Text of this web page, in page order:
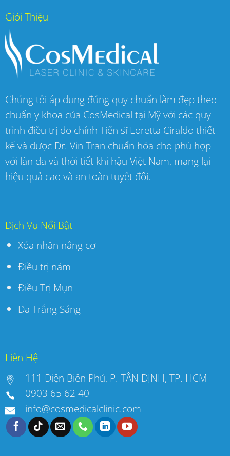
Giới Thiệu
Chúng tôi áp dụng đúng quy chuẩn làm đẹp theo
chuẩn y khoa của CosMedical tại Mỹ với các quy
trình điều trị do chính Tiến sĩ Loretta Ciraldo thiết
kế và được Dr. Vin Tran chuẩn hóa cho phù hợp
với làn da và thời tiết khí hậu Việt Nam, mang lại
hiệu quả cao và an toàn tuyệt đối.
Dịch Vụ Nổi Bật
Xóa nhăn nâng cơ
Điều trị nám
Điều Trị Mụn
Da Trắng Sáng
Liên Hệ
111 Điện Biên Phủ, P. TÂN ĐỊNH, TP. HCM
0903 65 62 40
info@cosmedicalclinic.com